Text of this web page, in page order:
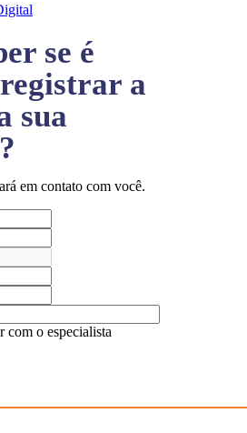
se é
a
sua
em contato com você.
com o especialista